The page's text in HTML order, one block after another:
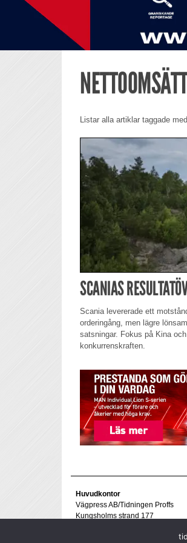
Listar alla artiklar taggade
SCANIAS
Scania levererade ett
orderingång, men lägre
satsningar. Fokus på Kina
konkurrenskraften.
Huvudkontor
Vägpress AB/Tidningen Proffs
Kungsholms strand 177